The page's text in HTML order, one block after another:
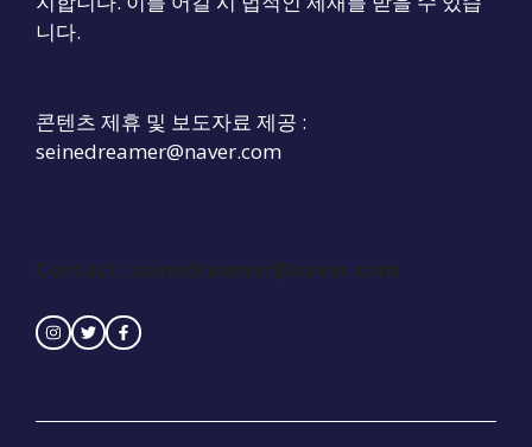
니다.
콘텐츠 제휴 및 보도자료 제공 :
seinedreamer@naver.com
Contact : seinedreamer@naver.com